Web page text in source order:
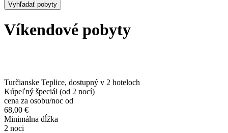
Vyhľadať pobyty
Víkendové pobyty
Turčianske Teplice, dostupný v 2 hoteloch
Kúpeľný špeciál (od 2 nocí)
cena za osobu/noc od
68,00 €
Minimálna dĺžka
2 noci